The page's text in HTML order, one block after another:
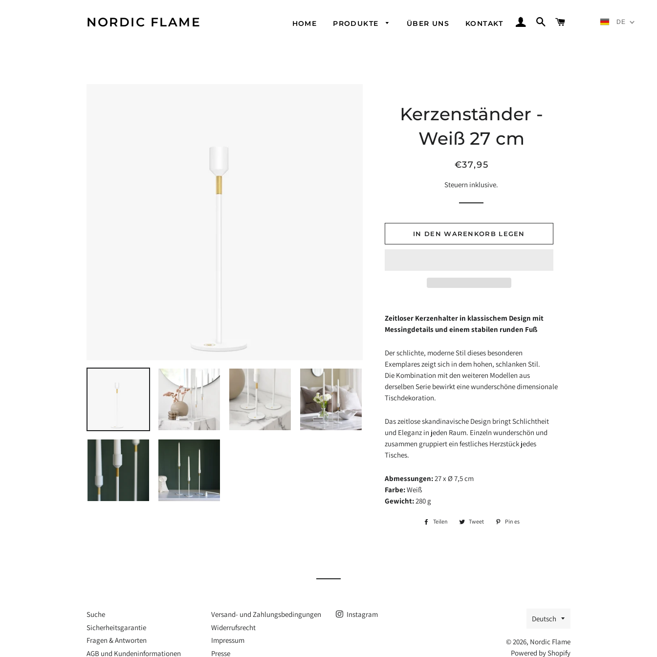
NORDIC FLAME HOME PRODUKTE ÜBER UNS KONTAKT ANMELDUNG
SUCHE
Kerzenständer -
Weiß 27 cm
Regulärer
Verkaufspreis
€37,95
Steuern inklusive.
IN DEN WARENKORB LEGEN
Zeitloser Kerzenhalter in klassischem Design mit
Messingdetails und einem stabilen runden Fuß
Der schlichte, moderne Stil dieses besonderen
Exemplares zeigt sich in dem hohen, schlanken Stil.
Die Kombination mit den weiteren Modellen aus
derselben Serie bewirkt eine wunderschöne dimensionale
Tischdekoration.
Das zeitlose skandinavische Design bringt Schlichtheit
und Eleganz in jeden Raum. Einzeln wunderschön und
zusammen gruppiert ein festliches Herzstück jedes
Tisches.
Abmessungen:27x Ø 7,5 cm
Farbe:Weiß
Gewicht:280 g
Teilen
Auf
Tweet
Tweet
Pin es
Suche
Sicherheitsgarantie
Fragen & Antworten
AGB und Kundeninformationen
Versand- und Zahlungsbedingungen
Widerrufsrecht
Impressum
Presse
Instagram Sprache
Deutsch
© 2026, Nordic Flame
Powered by Shopify
DE